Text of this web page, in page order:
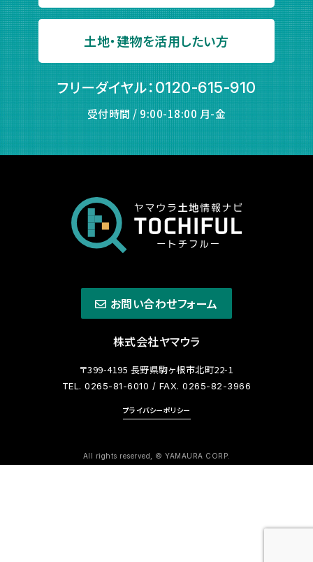
土地・建物を活用したい方
フリーダイヤル：0120-615-910
受付時間 / 9:00-18:00 月-金
お問い合わせフォーム
株式会社ヤマウラ
〒399-4195 長野県駒ヶ根市北町22-1
TEL. 0265-81-6010 / FAX. 0265-82-3966
プライバシーポリシー
All rights reserved, © YAMAURA CORP.